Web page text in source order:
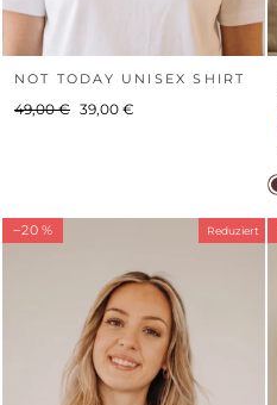
NOT TODAY UNISEX SHIRT
Normaler
49,00 € Sonderpreis
39,00 €
−20 % Reduziert